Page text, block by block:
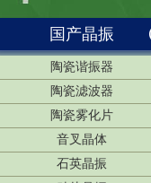
国产晶振
陶瓷谐振器
陶瓷滤波器
陶瓷雾化片
音叉晶体
石英晶振